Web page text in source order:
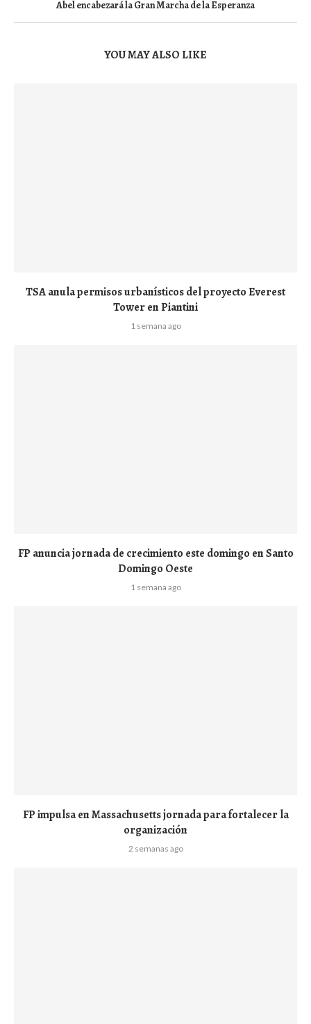
Abel encabezará la Gran Marcha de la Esperanza
YOU MAY ALSO LIKE
TSA anula permisos urbanísticos del proyecto Everest
Tower en Piantini
1 semana ago
FP anuncia jornada de crecimiento este domingo en Santo
Domingo Oeste
1 semana ago
FP impulsa en Massachusetts jornada para fortalecer la
organización
2 semanas ago